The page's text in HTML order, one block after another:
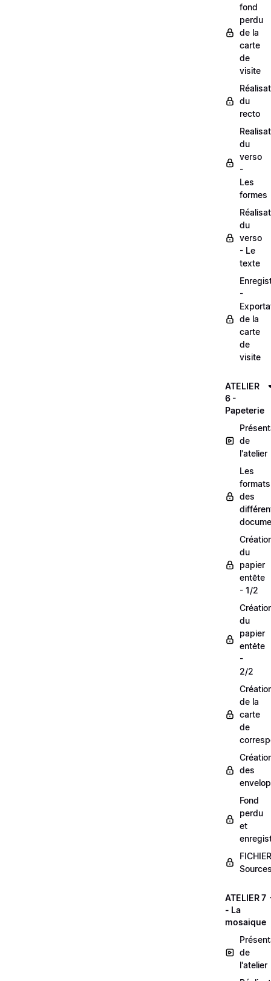
fond
perdu
de la
carte
de
visite
du
recto
du
verso
-
Les
formes
du
verso
- Le
texte
-
de la
carte
de
visite
ATELIER
6 -
Papeterie
de
l'atelier
Les
formats
des
du
papier
entête
- 1/2
du
papier
entête
-
2/2
de la
carte
de
des
Fond
perdu
et
ATELIER 7
- La
mosaique
de
l'atelier